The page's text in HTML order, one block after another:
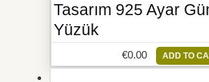
Tasarım 925 Ayar
Yüzük
€0.00 ADD TO